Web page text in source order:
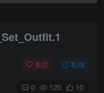
关注 私信
0 120 10